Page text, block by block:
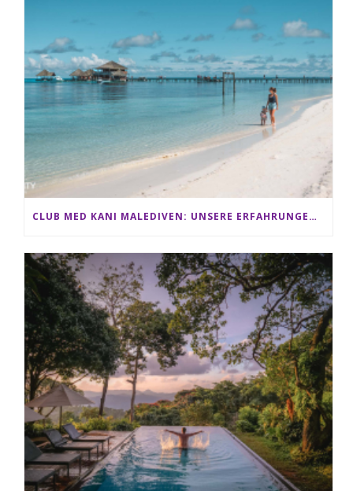
CLUB MED KANI MALEDIVEN: UNSERE ERFAHRUNGEN IM ALL-INCLUSIVE PARADIES